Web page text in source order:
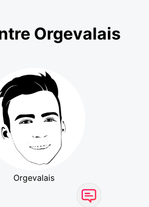
Orgevalais
Orgevalais